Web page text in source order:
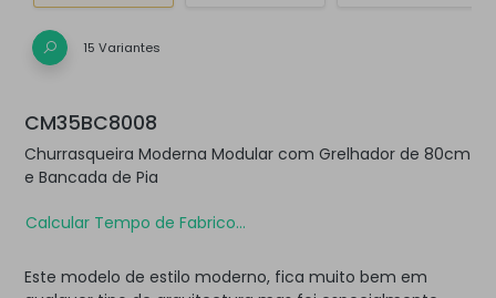
15 Variantes
CM35BC8008
Churrasqueira Moderna Modular com Grelhador de 80cm
e Bancada de Pia
Calcular Tempo de Fabrico...
Este modelo de estilo moderno, fica muito bem em